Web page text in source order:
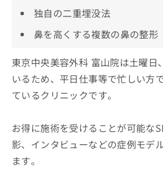
独自の二重埋没法
鼻を高くする複数の鼻の整形
東京中央美容外科 富山院は土曜日
いるため、平日仕事等で忙しい方
ているクリニックです。
お得に施術を受けることが可能な
影、インタビューなどの症例モデ
ます。